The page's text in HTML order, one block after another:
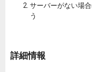
サーバーがない場
う
詳細情報